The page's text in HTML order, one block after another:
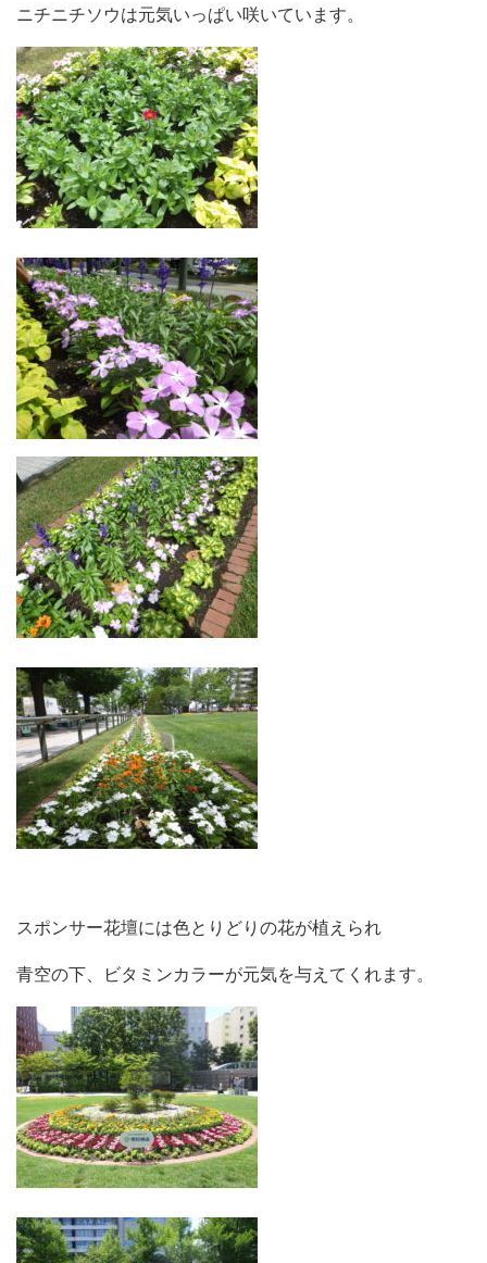
ニチニチソウは元気いっぱい咲いています。
スポンサー花壇には色とりどりの花が植えられ
青空の下、ビタミンカラーが元気を与えてくれます。